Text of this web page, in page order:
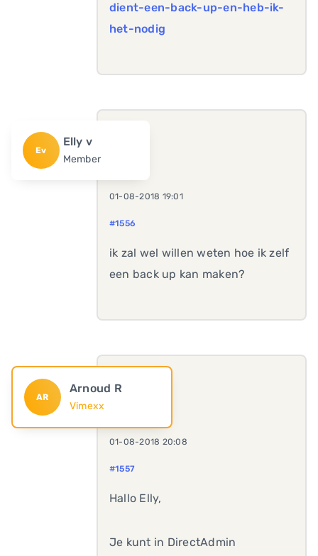
dient-een-back-up-en-heb-ik-
het-nodig
Ev
Elly v
Member
01-08-2018 19:01
#1556
ik zal wel willen weten hoe ik zelf
een back up kan maken?
AR
Arnoud R
Vimexx
01-08-2018 20:08
#1557
Hallo Elly,
Je kunt in DirectAdmin